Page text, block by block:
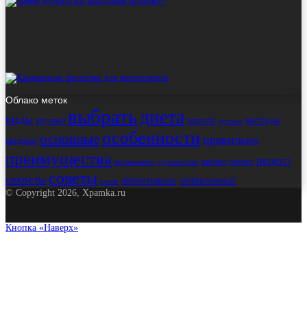
Облако меток
виды вкусный выбратьдиета игровой лучшие методы
модные основные особенности правильно
преимущества применение путешествие работы ремонт рецепт
секреты советы стиль эффективные эффективный
© Copyright 2026, Xpamka.ru
Кнопка «Наверх»